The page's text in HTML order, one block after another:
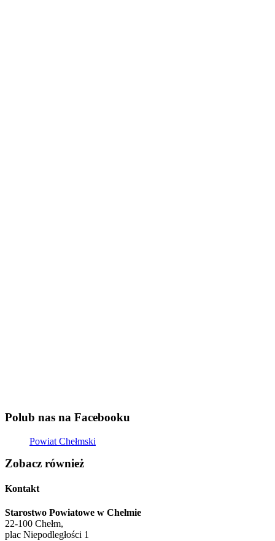
Polub nas na Facebooku
Powiat Chełmski
Zobacz również
Kontakt
Starostwo Powiatowe w Chełmie
22-100 Chełm,
plac Niepodległości 1